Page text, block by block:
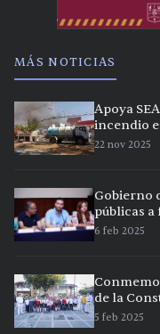
MÁS NOTICIAS
Apoya
incendio
22 nov 2025
Gobierno
públicas a
6 feb 2025
de la
5 feb 2025